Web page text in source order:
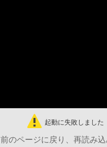
起動に失敗しました
前のページに戻り、再読み込